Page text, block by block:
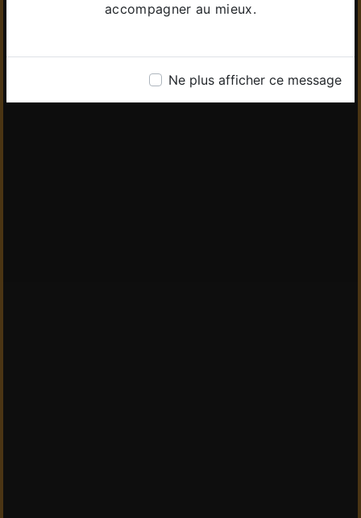
accompagner au mieux.
Ne plus afficher ce message